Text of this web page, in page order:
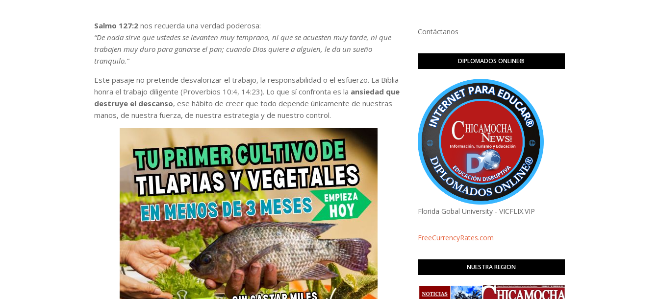
Salmo 127:2 nos recuerda una verdad poderosa:
“De nada sirve que ustedes se levanten muy temprano, ni que se acuesten muy tarde, ni que
trabajen muy duro para ganarse el pan; cuando Dios quiere a alguien, le da un sueño
tranquilo.”
Este pasaje no pretende desvalorizar el trabajo, la responsabilidad o el esfuerzo. La Biblia
honra el trabajo diligente (Proverbios 10:4, 14:23). Lo que sí confronta es la ansiedad que
destruye el descanso, ese hábito de creer que todo depende únicamente de nuestras
manos, de nuestra fuerza, de nuestra estrategia y de nuestro control.
Contáctanos
DIPLOMADOS ONLINE®️
Florida Gobal University - VICFLIX.VIP
FreeCurrencyRates.com
NUESTRA REGION